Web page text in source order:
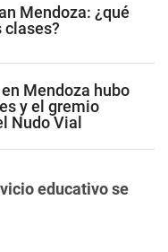
Mendoza: ¿qué
clases?
Mendoza hubo
y el gremio
Nudo Vial
educativo se